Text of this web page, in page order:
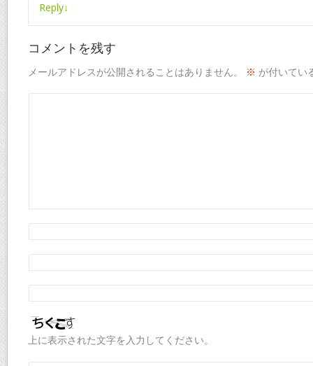
Reply↓
コメントを残す
メールアドレスが公開されることはありません。 ※ が付いてい
上に表示された文字を入力してください。